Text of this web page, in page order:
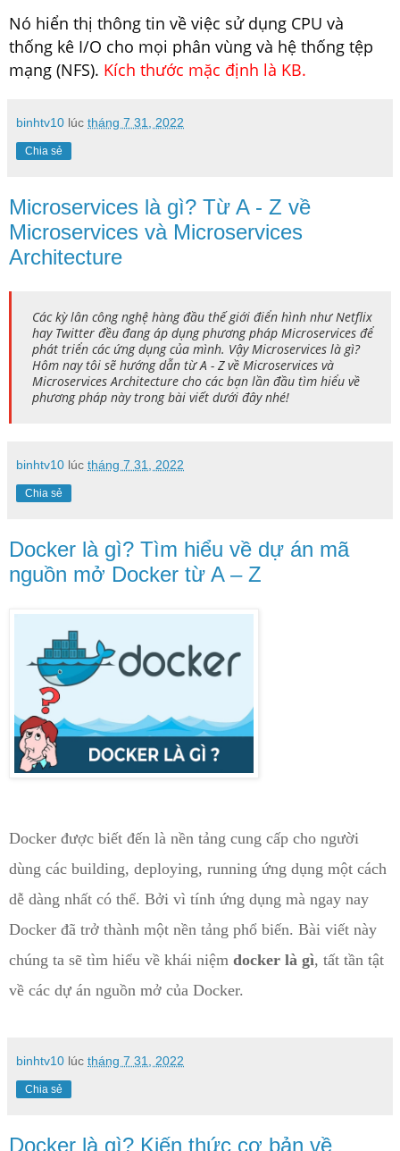
Nó hiển thị thông tin về việc sử dụng CPU và
thống kê I/O cho mọi phân vùng và hệ thống tệp
mạng (NFS). Kích thước mặc định là KB.
binhtv10 lúc tháng 7 31, 2022
Chia sẻ
Microservices là gì? Từ A - Z về
Microservices và Microservices
Architecture
Các kỳ lân công nghệ hàng đầu thế giới điển hình như Netflix
hay Twitter đều đang áp dụng phương pháp Microservices để
phát triển các ứng dụng của mình. Vậy Microservices là gì?
Hôm nay tôi sẽ hướng dẫn từ A - Z về Microservices và
Microservices Architecture cho các bạn lần đầu tìm hiểu về
phương pháp này trong bài viết dưới đây nhé!
binhtv10 lúc tháng 7 31, 2022
Chia sẻ
Docker là gì? Tìm hiểu về dự án mã
nguồn mở Docker từ A – Z
Docker được biết đến là nền tảng cung cấp cho người
dùng các building, deploying, running ứng dụng một cách
dễ dàng nhất có thể. Bởi vì tính ứng dụng mà ngay nay
Docker đã trở thành một nền tảng phổ biến. Bài viết này
chúng ta sẽ tìm hiểu về khái niệm docker là gì, tất tần tật
về các dự án nguồn mở của Docker.
binhtv10 lúc tháng 7 31, 2022
Chia sẻ
Docker là gì? Kiến thức cơ bản về